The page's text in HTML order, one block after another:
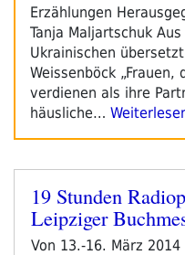
Erzählungen
Tanja Maljartschuk
Ukrainischen
Weissenböck „Frauen,
verdienen als ihre
häusliche…
Veröffentlicht
am
19 Stunden
Leipziger
Von 13.-16. März